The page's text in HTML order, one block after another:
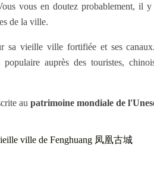
vous en doutez probablement, il
de la ville.
sa vieille ville fortifiée et ses
auprès des touristes,
au patrimoine mondiale de